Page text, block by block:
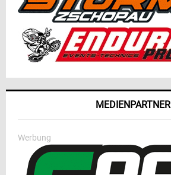
MEDIENPARTNER
Werbung